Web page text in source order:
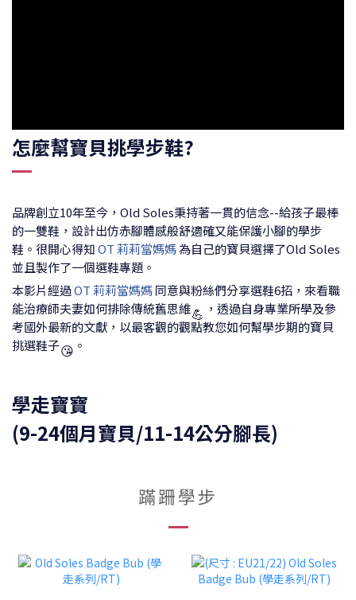
怎麼幫寶貝挑學步鞋?
品牌創立10年至今，Old Soles秉持著一貫的信念--給孩子最棒
的一雙鞋，設計出仿赤腳體感般舒適確又能保護小腳的學步
鞋。很開心得知OT 莉莉當媽媽為自己的寶貝選擇了Old Soles
並且製作了一個選鞋專題。
本影片經過OT 莉莉當媽媽同意與粉絲們分享選鞋6招，來看職
能治療師夫妻如何排除傳統舊思維💪 ，透過自身專業所學及參
考國外最新的文獻，以最客觀的觀點教您如何幫學步期的寶貝
挑選鞋子😘 。
學走寶寶
(9-24個月寶貝/11-14公分腳長)
蹣跚學步